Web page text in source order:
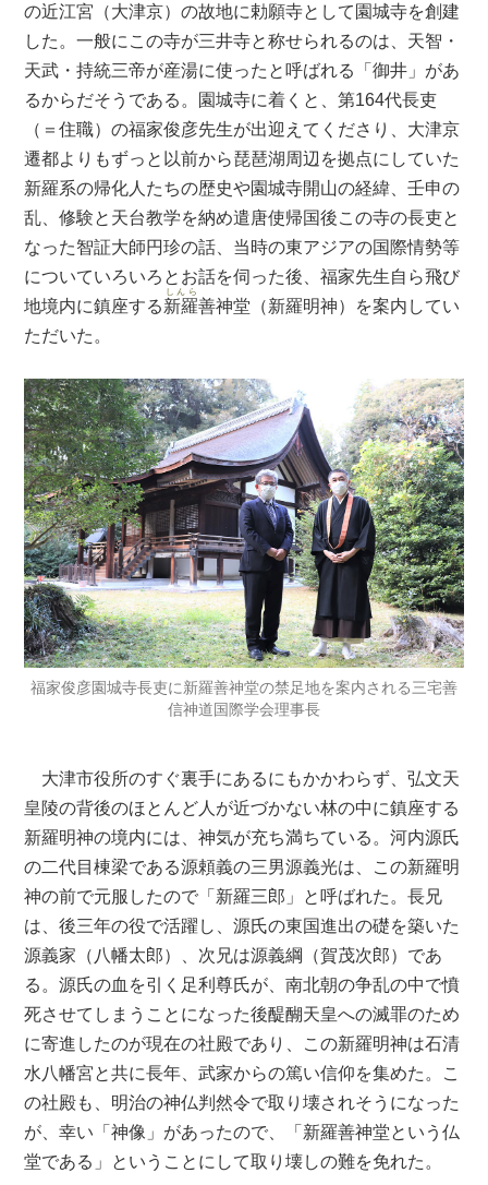
の近江宮（大津京）の故地に勅願寺として園城寺を創建
した。一般にこの寺が三井寺と称せられるのは、天智・
天武・持統三帝が産湯に使ったと呼ばれる「御井」があ
るからだそうである。園城寺に着くと、第164代長吏
（＝住職）の福家俊彦先生が出迎えてくださり、大津京
遷都よりもずっと以前から琵琶湖周辺を拠点にしていた
新羅系の帰化人たちの歴史や園城寺開山の経緯、壬申の
乱、修験と天台教学を納め遣唐使帰国後この寺の長吏と
なった智証大師円珍の話、当時の東アジアの国際情勢等
についていろいろとお話を伺った後、福家先生自ら飛び
地境内に鎮座する新羅
しんら
善神堂（新羅明神）を案内してい
ただいた。
福家俊彦園城寺長吏に新羅善神堂の禁足地を案内される三宅善
信神道国際学会理事長
大津市役所のすぐ裏手にあるにもかかわらず、弘文天
皇陵の背後のほとんど人が近づかない林の中に鎮座する
新羅明神の境内には、神気が充ち満ちている。河内源氏
の二代目棟梁である源頼義の三男源義光は、この新羅明
神の前で元服したので「新羅三郎」と呼ばれた。長兄
は、後三年の役で活躍し、源氏の東国進出の礎を築いた
源義家（八幡太郎）、次兄は源義綱（賀茂次郎）であ
る。源氏の血を引く足利尊氏が、南北朝の争乱の中で憤
死させてしまうことになった後醍醐天皇への滅罪のため
に寄進したのが現在の社殿であり、この新羅明神は石清
水八幡宮と共に長年、武家からの篤い信仰を集めた。こ
の社殿も、明治の神仏判然令で取り壊されそうになった
が、幸い「神像」があったので、「新羅善神堂という仏
堂である」ということにして取り壊しの難を免れた。